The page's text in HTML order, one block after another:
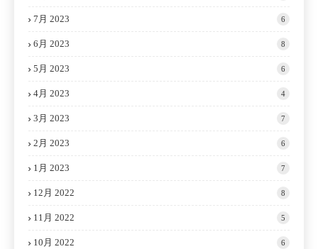
7月 2023 6
6月 2023 8
5月 2023 6
4月 2023 4
3月 2023 7
2月 2023 6
1月 2023 7
12月 2022 8
11月 2022 5
10月 2022 6